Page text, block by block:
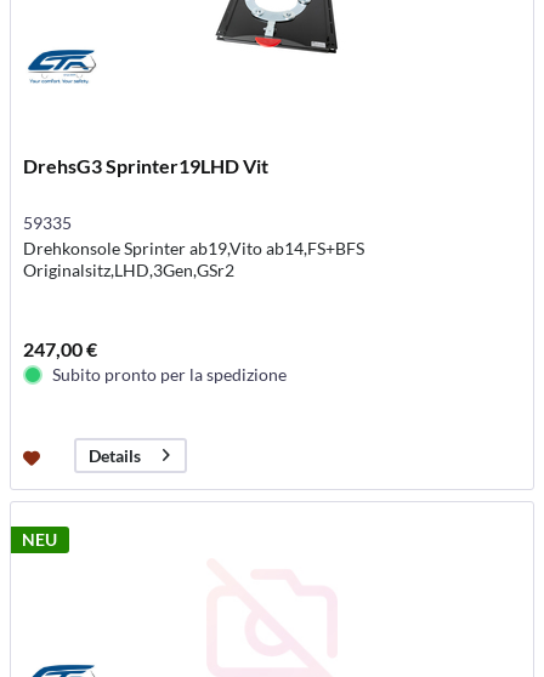
DrehsG3 Sprinter19LHD Vit
59335
Drehkonsole Sprinter ab19,Vito ab14,FS+BFS
Originalsitz,LHD,3Gen,GSr2
247,00 €
Subito pronto per la spedizione
Details
NEU